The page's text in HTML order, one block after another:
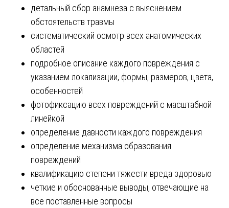
детальный сбор анамнеза с выяснением
обстоятельств травмы
систематический осмотр всех анатомических
областей
подробное описание каждого повреждения с
указанием локализации, формы, размеров, цвета,
особенностей
фотофиксацию всех повреждений с масштабной
линейкой
определение давности каждого повреждения
определение механизма образования
повреждений
квалификацию степени тяжести вреда здоровью
четкие и обоснованные выводы, отвечающие на
все поставленные вопросы